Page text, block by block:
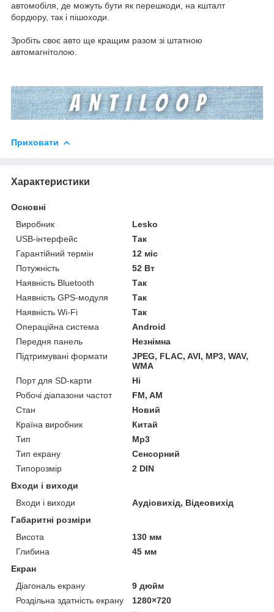
автомобіля, де можуть бути як перешкоди, на кшталт
бордюру, так і пішоходи.
Зробіть своє авто ще кращим разом зі штатною
автомагнітолою.
Приховати
Характеристики
Основні
Виробник
Lesko
USB-інтерфейс
Так
Гарантійний термін
12 міс
Потужність
52 Вт
Наявність Bluetooth
Так
Наявність GPS-модуля
Так
Наявність Wi-Fi
Так
Операційна система
Android
Передня панель
Незнімна
Підтримувані формати
JPEG, FLAC, AVI, MP3, WAV,
WMA
Порт для SD-карти
Ні
Робочі діапазони частот
FM, AM
Стан
Новий
Країна виробник
Китай
Тип
Mp3
Тип екрану
Сенсорний
Типорозмір
2 DIN
Входи і виходи
Входи і виходи
Аудіовихід, Відеовихід
Габаритні розміри
Висота
130 мм
Глибина
45 мм
Екран
Діагональ екрану
9 дюйм
Роздільна здатність екрану
1280×720